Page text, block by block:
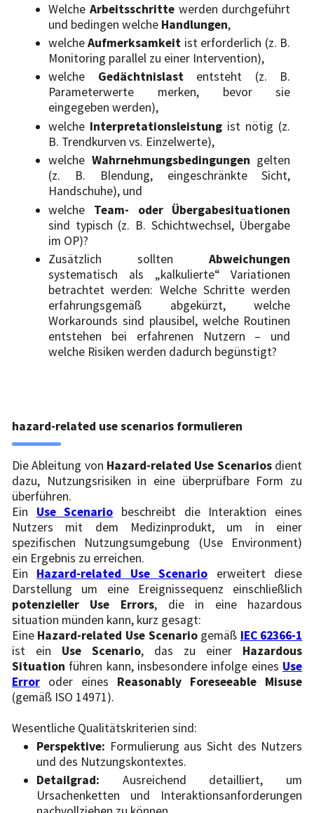
Welche Arbeitsschrittewerden durchgeführt
und bedingen welche Handlungen,
welcheAufmerksamkeit ist erforderlich (z. B.
Monitoring parallel zu einer Intervention),
welche Gedächtnislastentsteht (z. B.
Parameterwerte merken, bevor sie
eingegeben werden),
welche Interpretationsleistung ist nötig (z.
B. Trendkurven vs. Einzelwerte),
welche Wahrnehmungsbedingungen gelten
(z. B. Blendung, eingeschränkte Sicht,
Handschuhe), und
welche Team- oder Übergabesituationen
sind typisch (z. B. Schichtwechsel, Übergabe
im OP)?
Zusätzlich solltenAbweichungen
systematisch als „kalkulierte“ Variationen
betrachtet werden: Welche Schritte werden
erfahrungsgemäß abgekürzt, welche
Workarounds sind plausibel, welche Routinen
entstehen bei erfahrenen Nutzern – und
welche Risiken werden dadurch begünstigt?
hazard-related use scenarios formulieren
Die Ableitung von Hazard-related Use Scenariosdient
dazu, Nutzungsrisiken in eine überprüfbare Form zu
überführen.
Ein Use Scenario beschreibt die Interaktion eines
Nutzers mit dem Medizinprodukt, um in einer
spezifischen Nutzungsumgebung (Use Environment)
ein Ergebnis zu erreichen.
Ein Hazard-related Use Scenario erweitert diese
Darstellung um eine Ereignissequenz einschließlich
potenzieller Use Errors, die in eine hazardous
situation münden kann, kurz gesagt:
Eine Hazard-related Use Scenariogemäß IEC 62366-1
ist ein Use Scenario, das zu einer Hazardous
Situation führen kann, insbesondere infolge eines Use
Erroroder eines Reasonably Foreseeable Misuse
(gemäß ISO 14971).
Wesentliche Qualitätskriterien sind:
Perspektive: Formulierung aus Sicht des Nutzers
und des Nutzungskontextes.
Detailgrad: Ausreichend detailliert, um
Ursachenketten und Interaktionsanforderungen